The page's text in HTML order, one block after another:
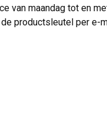
van maandag tot en
productsleutel per e-